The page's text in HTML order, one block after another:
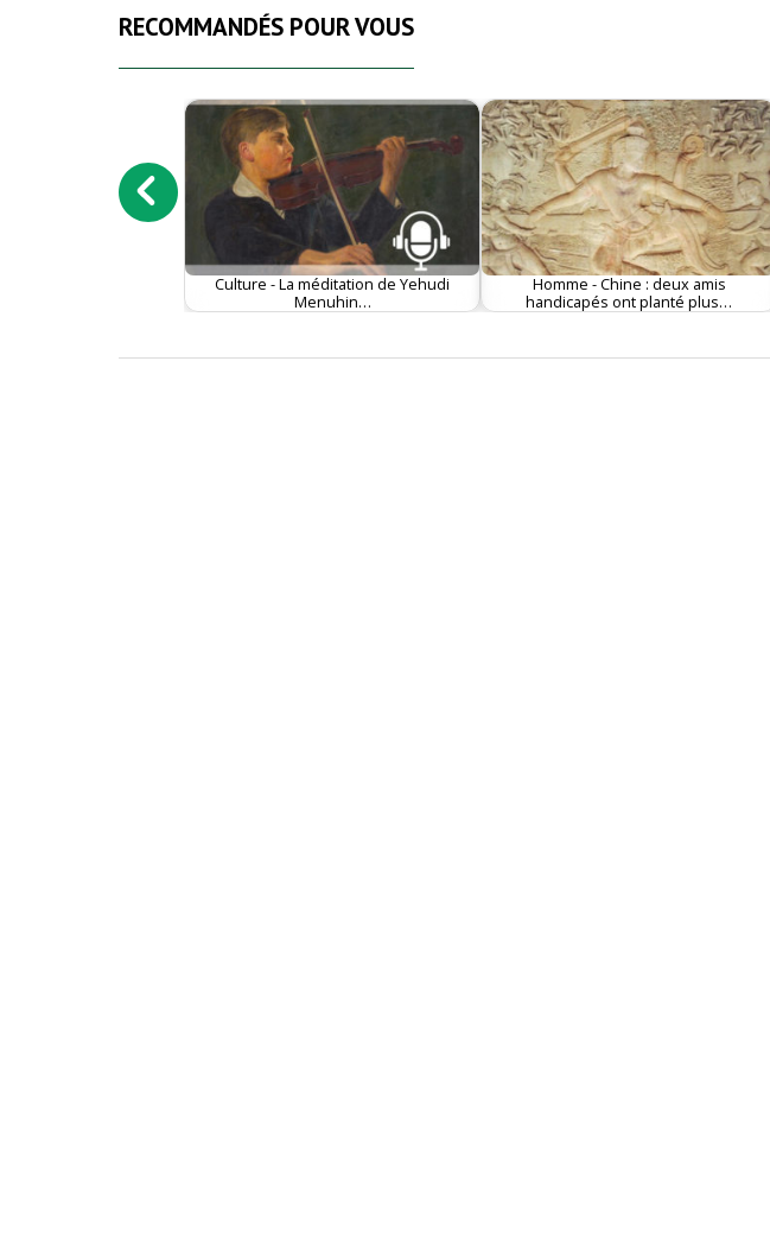
RECOMMANDÉS POUR VOUS
Culture - La méditation de Yehudi
Menuhin…
Homme - Chine : deux amis
handicapés ont planté plus…